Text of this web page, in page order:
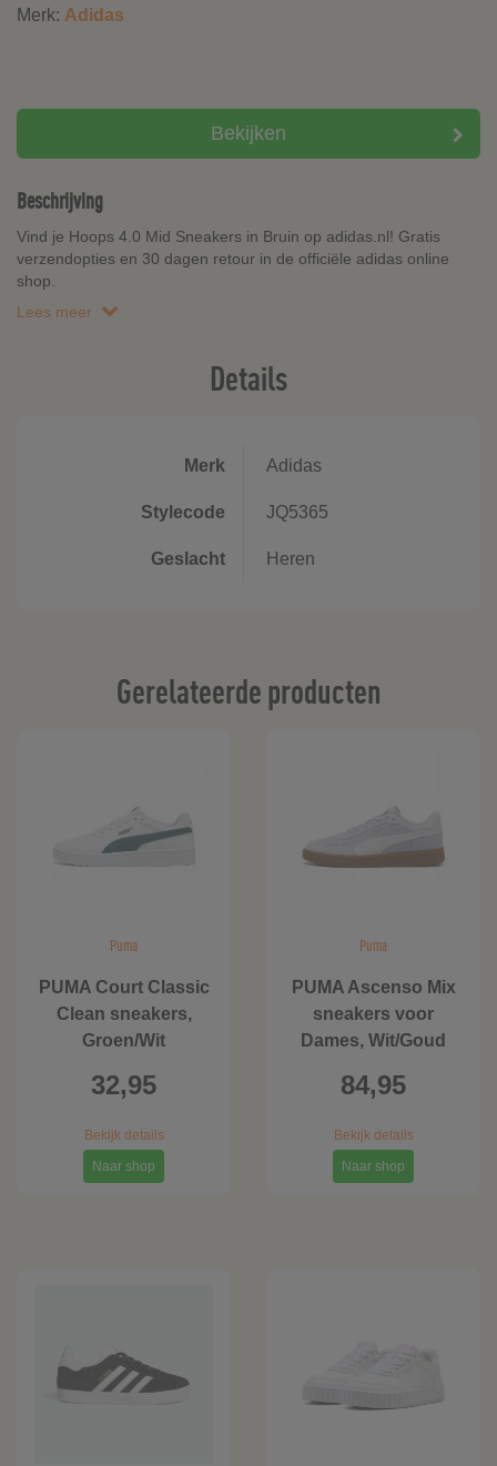
Merk: Adidas
Bekijken
Beschrijving
Vind je Hoops 4.0 Mid Sneakers in Bruin op adidas.nl! Gratis
verzendopties en 30 dagen retour in de officiële adidas online
shop.
Lees meer
Details
Merk Adidas
Stylecode JQ5365
Geslacht Heren
Gerelateerde producten
Puma
PUMA Court Classic
Clean sneakers,
Groen/Wit
32,95
Bekijk details
Naar shop
Puma
PUMA Ascenso Mix
sneakers voor
Dames, Wit/Goud
84,95
Bekijk details
Naar shop